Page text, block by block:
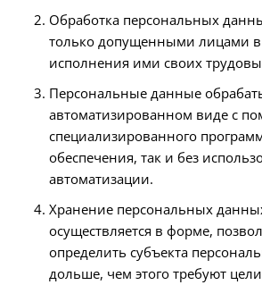
Обработка персональных
только допущенными лицами в
исполнения ими своих
Персональные данные
автоматизированном виде с
специализированного
обеспечения, так и без
автоматизации.
Хранение персональных
осуществляется в форме,
определить субъекта
дольше, чем этого требуют